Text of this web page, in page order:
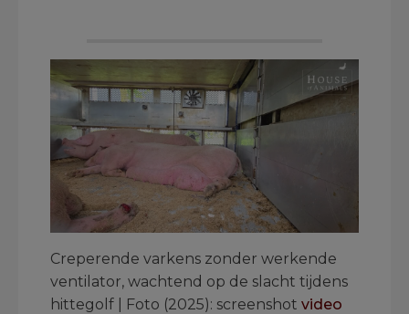
Creperende varkens zonder werkende
ventilator, wachtend op de slacht tijdens
hittegolf | Foto (2025): screenshot video